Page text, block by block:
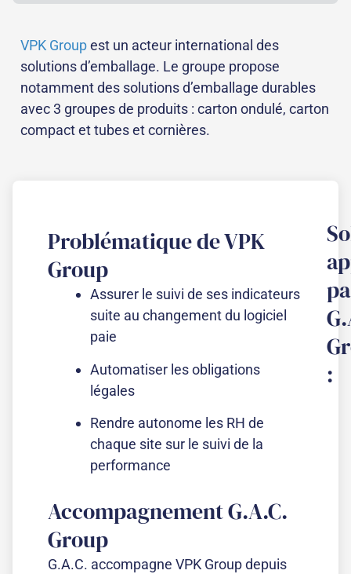
VPK Groupest un acteur international des
solutions d’emballage. Le groupe propose
notamment des solutions d’emballage durables
avec 3 groupes de produits : carton ondulé, carton
compact et tubes et cornières.
Problématique de VPK
Group
Assurer le suivi de ses indicateurs
suite au changement du logiciel
paie
Automatiser les obligations
légales
Rendre autonome les RH de
chaque site sur le suivi de la
performance
Accompagnement G.A.C.
Group​
G.A.C. accompagne VPK Group depuis
: